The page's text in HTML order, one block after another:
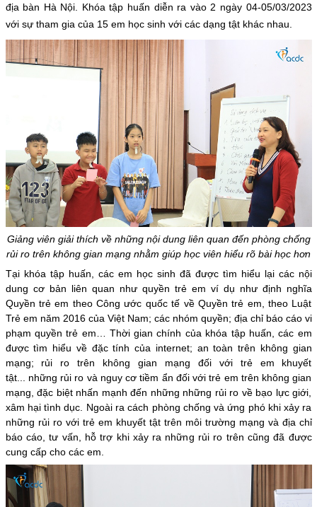
địa bàn Hà Nội. Khóa tập huấn diễn ra vào 2 ngày 04-05/03/2023
với sự tham gia của 15 em học sinh với các dạng tật khác nhau.
Giảng viên giải thích về những nội dung liên quan đến phòng chống
rủi ro trên không gian mạng nhằm giúp học viên hiểu rõ bài học hơn
Tại khóa tập huấn, các em học sinh đã được tìm hiểu lại các nội
dung cơ bản liên quan như quyền trẻ em ví dụ như định nghĩa
Quyền trẻ em theo Công ước quốc tế về Quyền trẻ em, theo Luật
Trẻ em năm 2016 của Việt Nam; các nhóm quyền; địa chỉ báo cáo vi
phạm quyền trẻ em… Thời gian chính của khóa tập huấn, các em
được tìm hiểu về đặc tính của internet; an toàn trên không gian
mạng; rủi ro trên không gian mạng đối với trẻ em khuyết
tật... những rủi ro và nguy cơ tiềm ẩn đối với trẻ em trên không gian
mạng, đặc biệt nhấn mạnh đến những những rủi ro về bạo lực giới,
xâm hại tình dục. Ngoài ra cách phòng chống và ứng phó khi xảy ra
những rủi ro với trẻ em khuyết tật trên môi trường mạng và địa chỉ
báo cáo, tư vấn, hỗ trợ khi xảy ra những rủi ro trên cũng đã được
cung cấp cho các em.